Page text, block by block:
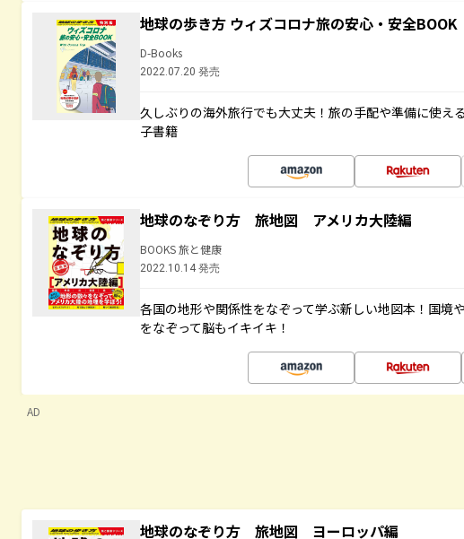
地球の歩き方 ウィズコロナ旅の安心・安全BOOK
D-Books
2022.07.20 発売
久しぶりの海外旅行でも大丈夫！旅の手配や準備に使え
子書籍
地球のなぞり方 旅地図 アメリカ大陸編
BOOKS 旅と健康
2022.10.14 発売
各国の地形や関係性をなぞって学ぶ新しい地図本！国境
をなぞって脳もイキイキ！
AD
地球のなぞり方 旅地図 ヨーロッパ編